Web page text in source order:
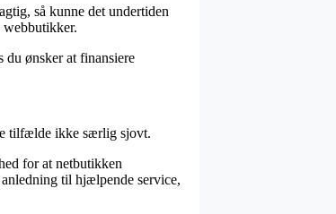
så kunne det undertiden
ønsker at finansiere
tilfælde ikke særlig sjovt.
for at netbutikken
til hjælpende service,